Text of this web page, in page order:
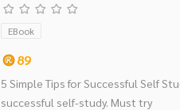
EBook
89
5 Simple Tips for Successful Self
successful self-study. Must try